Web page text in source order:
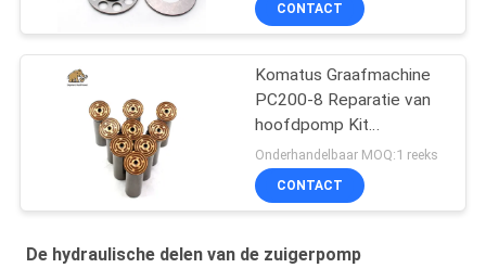
CONTACT
Komatus Graafmachine
PC200-8 Reparatie van
hoofdpomp Kit
Hydraulische pomp
Onderdeel zuigerpomp
Onderhoud reparatie
Onderhandelbaar MOQ:1 reeks
CONTACT
De hydraulische delen van de zuigerpomp